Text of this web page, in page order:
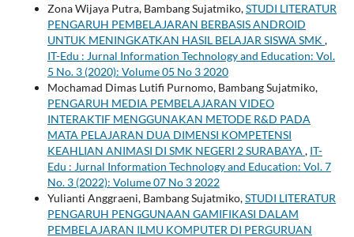
Zona Wijaya Putra, Bambang Sujatmiko,STUDI LITERATUR
PENGARUH PEMBELAJARAN BERBASIS ANDROID
UNTUK MENINGKATKAN HASIL BELAJAR SISWA SMK ,
IT-Edu : Jurnal Information Technology and Education: Vol.
5 No. 3 (2020): Volume 05 No 3 2020
Mochamad Dimas Lutifi Purnomo, Bambang Sujatmiko,
PENGARUH MEDIA PEMBELAJARAN VIDEO
INTERAKTIF MENGGUNAKAN METODE R&D PADA
MATA PELAJARAN DUA DIMENSI KOMPETENSI
KEAHLIAN ANIMASI DI SMK NEGERI 2 SURABAYA , IT-
Edu : Jurnal Information Technology and Education: Vol. 7
No. 3 (2022): Volume 07 No 3 2022
Yulianti Anggraeni, Bambang Sujatmiko,STUDI LITERATUR
PENGARUH PENGGUNAAN GAMIFIKASI DALAM
PEMBELAJARAN ILMU KOMPUTER DI PERGURUAN